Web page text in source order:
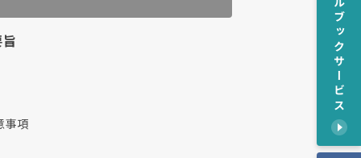
デジタルブックサービス
事項